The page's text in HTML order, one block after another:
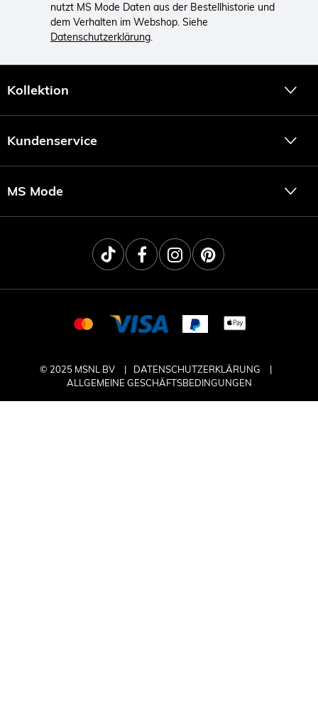
nutzt MS Mode Daten aus der Bestellhistorie und
dem Verhalten im Webshop. Siehe
Datenschutzerklärung.
Kollektion
Kundenservice
MS Mode
© 2025 MSNL BV
DATENSCHUTZERKLÄRUNG
ALLGEMEINE GESCHÄFTSBEDINGUNGEN